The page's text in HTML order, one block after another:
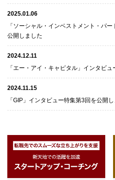
2025.01.06
「ソーシャル・インベストメント・パ
公開しました
2024.12.11
「エー・アイ・キャピタル」インタビ
2024.11.15
「GIP」インタビュー特集第3回を公開